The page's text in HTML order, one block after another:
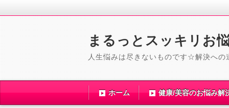
まるっとスッキリお
人生悩みは尽きないものです☆解決へ
ホーム 健康/美容のお悩み解